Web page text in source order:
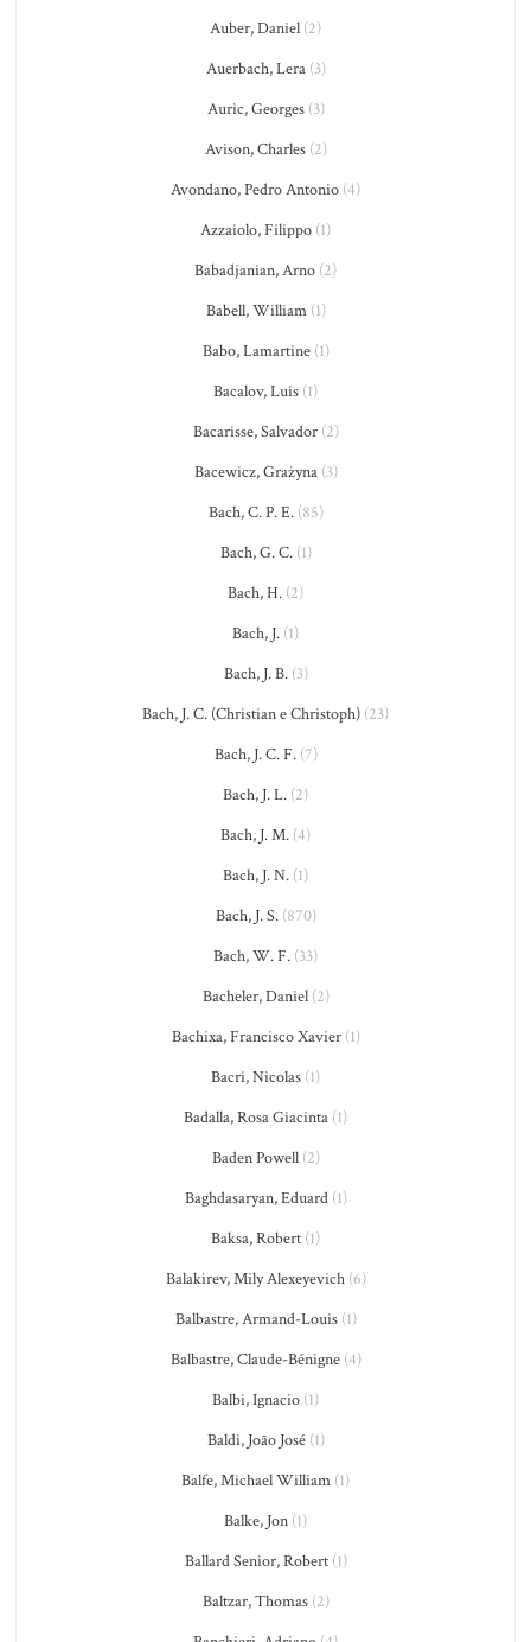
Auber, Daniel (2)
Auerbach, Lera(3)
Auric, Georges(3)
Avison, Charles(2)
Avondano, Pedro Antonio (4)
Azzaiolo, Filippo (1)
Babadjanian, Arno (2)
Babell, William(1)
Babo, Lamartine(1)
Bacalov, Luis (1)
Bacarisse, Salvador(2)
Bacewicz, Grażyna(3)
Bach, C. P. E.(85)
Bach, G. C.(1)
Bach, H. (2)
Bach, J. (1)
Bach, J. B.(3)
Bach, J. C. (Christian e Christoph) (23)
Bach, J. C. F.(7)
Bach, J. L. (2)
Bach, J. M. (4)
Bach, J. N. (1)
Bach, J. S.(870)
Bach, W. F. (33)
Bacheler, Daniel(2)
Bachixa, Francisco Xavier(1)
Bacri, Nicolas (1)
Badalla, Rosa Giacinta (1)
Baden Powell(2)
Baghdasaryan, Eduard(1)
Baksa, Robert (1)
Balakirev, Mily Alexeyevich(6)
Balbastre, Armand-Louis(1)
Balbastre, Claude-Bénigne(4)
Balbi, Ignacio (1)
Baldi, João José(1)
Balfe, Michael William (1)
Balke, Jon (1)
Ballard Senior, Robert(1)
Baltzar, Thomas(2)